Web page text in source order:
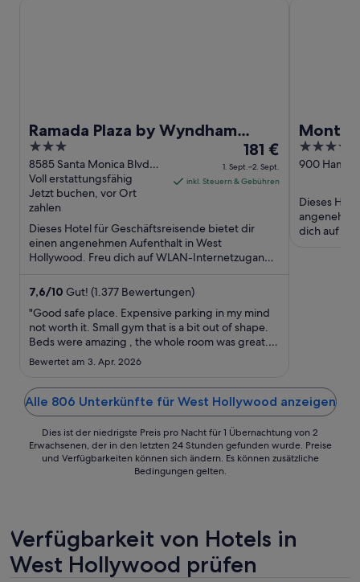
Ramada Plaza by Wyndham
West Hollywood Hotel & Suites
3
out
of
5
8585 Santa Monica Blvd
West Hollywood CA
Voll erstattungsfähig
Jetzt buchen, vor Ort
zahlen
Der
Preis
beträgt
Nacht
1.
zum
2.
Sept.
181 €
1. Sept.–2. Sept.
inkl. Steuern & Gebühren
Dieses Hotel für Geschäftsreisende bietet dir
einen angenehmen Aufenthalt in West
Hollywood. Freu dich auf WLAN-Internetzugang
7,6/10 Gut! (1.377 Bewertungen)
"Good safe place. Expensive parking in my mind
not worth it. Small gym that is a bit out of shape.
Beds were amazing , the whole room was great.
Only prob is the damn noise."
Bewertet am 3. Apr. 2026
4
out
5
900
Dieses
dich auf
Alle 806 Unterkünfte für West Hollywood anzeigen
Dies ist der niedrigste Preis pro Nacht für 1 Übernachtung von 2
Erwachsenen, der in den letzten 24 Stunden gefunden wurde. Preise
und Verfügbarkeiten können sich ändern. Es können zusätzliche
Bedingungen gelten.
Verfügbarkeit von Hotels in
West Hollywood prüfen